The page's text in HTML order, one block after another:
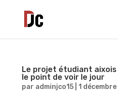
Le projet étudiant aixois
le point de voir le jour
par adminjco15| 1